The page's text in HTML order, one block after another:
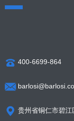
400-6699-864
贵州省铜仁市碧